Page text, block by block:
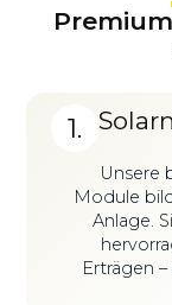
1.
Unsere
Module
Anlage.
Erträgen